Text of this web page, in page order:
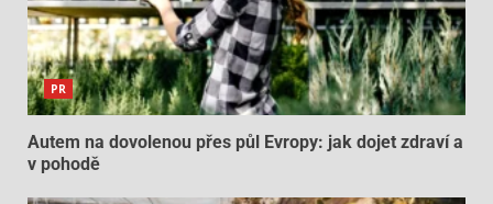
PR
Autem na dovolenou přes půl Evropy: jak dojet zdraví a
v pohodě